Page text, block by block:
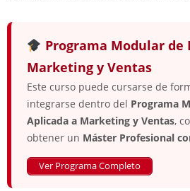
Programa Modular de
Marketing y Ventas
Este curso puede cursarse de
integrarse dentro del Programa
Aplicada a Marketing y Ventas,
obtener un Máster Profesional
Ver Programa Completo